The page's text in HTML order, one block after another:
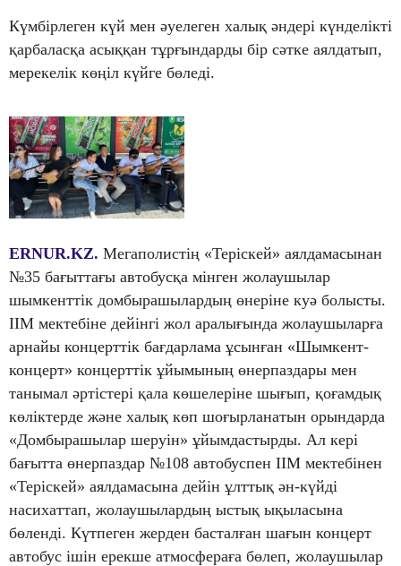
Күмбірлеген күй мен әуелеген халық әндері күнделікті
қарбаласқа асыққан тұрғындарды бір сәтке аялдатып,
мерекелік көңіл күйге бөледі.
ERNUR.KZ. Мегаполистің «Теріскей» аялдамасынан
№35 бағыттағы автобусқа мінген жолаушылар
шымкенттік домбырашылардың өнеріне куә болысты.
ІІМ мектебіне дейінгі жол аралығында жолаушыларға
арнайы концерттік бағдарлама ұсынған «Шымкент-
концерт» концерттік ұйымының өнерпаздары мен
танымал әртістері қала көшелеріне шығып, қоғамдық
көліктерде және халық көп шоғырланатын орындарда
«Домбырашылар шеруін» ұйымдастырды. Ал кері
бағытта өнерпаздар №108 автобуспен ІІМ мектебінен
«Теріскей» аялдамасына дейін ұлттық ән-күйді
насихаттап, жолаушылардың ыстық ықыласына
бөленді. Күтпеген жерден басталған шағын концерт
автобус ішін ерекше атмосфераға бөлеп, жолаушылар